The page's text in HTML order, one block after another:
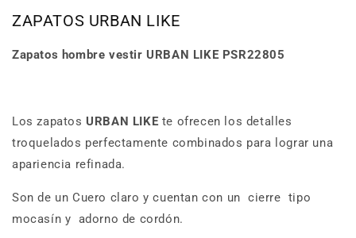
ZAPATOS URBAN LIKE
Zapatos hombre vestir URBAN LIKE PSR22805
Los zapatos URBAN LIKE te ofrecen los detalles
troquelados perfectamente combinados para lograr una
apariencia refinada.
Son de un Cuero claro y cuentan con un cierre tipo
mocasín y adorno de cordón.